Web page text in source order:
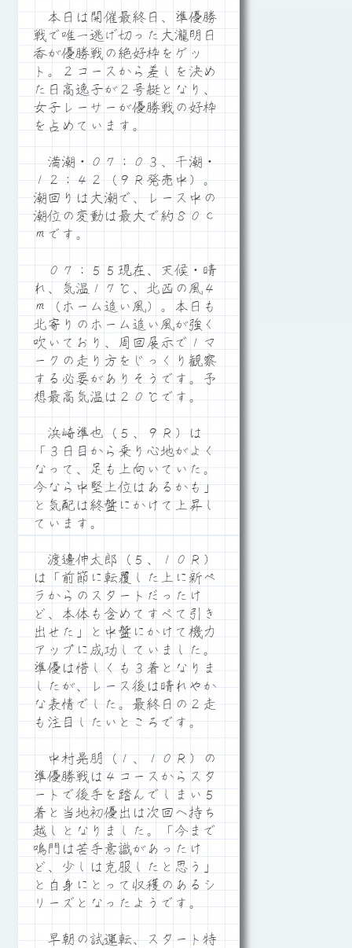
本日は開催最終日、準優勝
戦で唯一逃げ切った大瀧明日
香が優勝戦の絶好枠をゲッ
ト。２コースから差しを決め
た日高逸子が２号艇となり、
女子レーサーが優勝戦の好枠
を占めています。
満潮・０７：０３、干潮・
１２：４２（９Ｒ発売中）。
潮回りは大潮で、レース中の
潮位の変動は最大で約８０ｃ
ｍです。
０７：５５現在、天候・晴
れ、気温１７℃、北西の風４
ｍ（ホーム追い風）。本日も
北寄りのホーム追い風が強く
吹いており、周回展示で１マ
ークの走り方をじっくり観察
する必要がありそうです。予
想最高気温は２０℃です。
浜崎準也（５、９Ｒ）は
「３日目から乗り心地がよく
なって、足も上向いていた。
今なら中堅上位はあるかも」
と気配は終盤にかけて上昇し
ています。
渡邊伸太郎（５、１０Ｒ）
は「前節に転覆した上に新ペ
ラからのスタートだったけ
ど、本体も含めてすべて引き
出せた」と中盤にかけて機力
アップに成功していました。
準優は惜しくも３着となりま
したが、レース後は晴れやか
な表情でした。最終日の２走
も注目したいところです。
中村晃朋（１、１０Ｒ）の
準優勝戦は４コースからスタ
ートで後手を踏んでしまい５
着と当地初優出は次回へ持ち
越しとなりました。「今まで
鳴門は苦手意識があったけ
ど、少しは克服したと思う」
と自身にとって収穫のあるシ
リーズとなったようです。
早朝の試運転、スタート特